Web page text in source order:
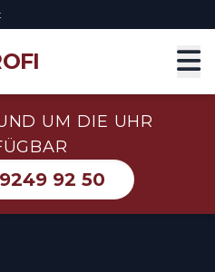
UM DIE UHR
92 50